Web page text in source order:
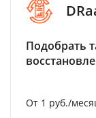
Подобрать
От 1 руб./